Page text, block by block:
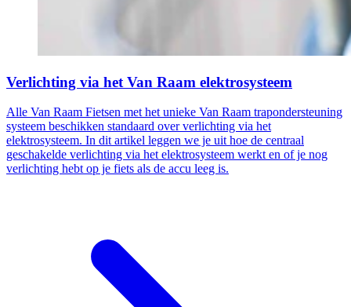
Verlichting via het Van Raam elektrosysteem
Alle Van Raam Fietsen met het unieke Van Raam trapondersteuning
systeem beschikken standaard over verlichting via het
elektrosysteem. In dit artikel leggen we je uit hoe de centraal
geschakelde verlichting via het elektrosysteem werkt en of je nog
verlichting hebt op je fiets als de accu leeg is.